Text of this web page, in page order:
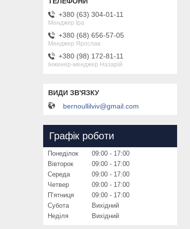
+380 (63) 304-01-11
Менджер Іра
+380 (68) 656-57-05
Менджер Ярослав
+380 (98) 172-81-11
Інженер-менджер Назарій
bernoullilviv@gmail.com
Графік роботи
Понеділок 09:00
17:00
Вівторок
09:00
17:00
Середа
09:00
17:00
Четвер
09:00
17:00
Пʼятниця
09:00
17:00
Субота
Вихідний
Неділя
Вихідний